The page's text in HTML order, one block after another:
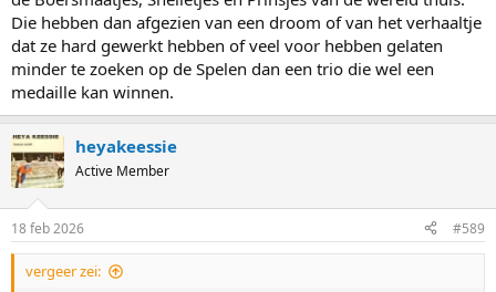
Die hebben dan afgezien van een droom of van het verhaaltje
dat ze hard gewerkt hebben of veel voor hebben gelaten
minder te zoeken op de Spelen dan een trio die wel een
medaille kan winnen.
heyakeessie
Active Member
18 feb 2026 #589
vergeer zei: